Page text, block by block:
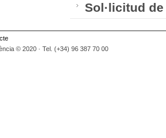
Sol·licitud
© 2020 · Tel. (+34) 96 387 70 00